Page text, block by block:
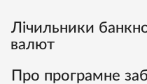
Лічильники
валют
Про програмне